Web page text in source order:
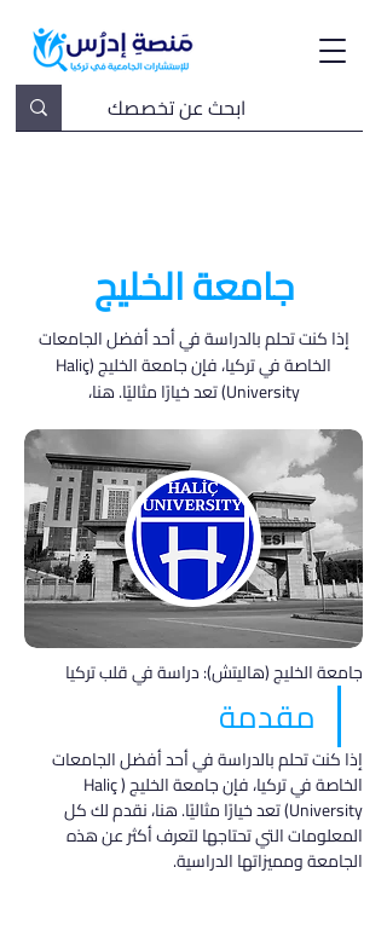
جامعة الخليج
إذا كنت تحلم بالدراسة في أحد أفضل الجامعات
الخاصة في تركيا، فإن جامعة الخليج (Haliç
University) تعد خيارًا مثاليًا. هنا،
جامعة الخليج (هاليتش): دراسة في قلب تركيا
مقدمة
إذا كنت تحلم بالدراسة في أحد أفضل الجامعات
الخاصة في تركيا، فإن جامعة الخليج (Haliç
University) تعد خيارًا مثاليًا. هنا، نقدم لك كل
المعلومات التي تحتاجها لتعرف أكثر عن هذه
الجامعة ومميزاتها الدراسية.